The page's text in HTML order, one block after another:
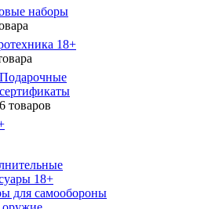
наборы
18+
Подарочные
сертификаты
6 товаров
18+
для самообороны